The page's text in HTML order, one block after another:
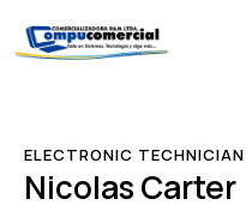
ELECTRONIC TECHNICIAN
Nicolas Carter